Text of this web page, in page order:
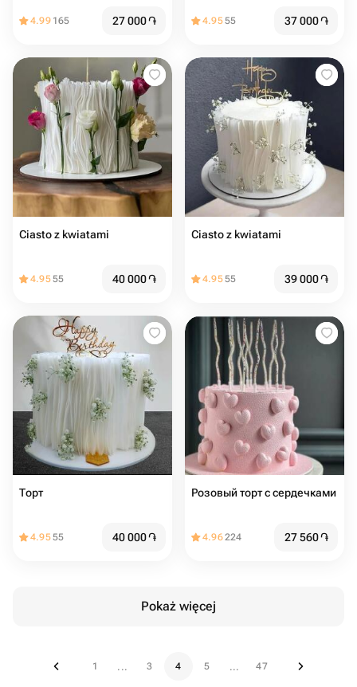
4.99 165 27 000֏ 4.9555 37 000֏
Ciasto z kwiatami
4.9555 40 000֏
Ciasto z kwiatami
4.9555 39 000֏
Торт
4.9555 40 000֏
Розовый торт с сердечками
4.96224 27 560֏
Pokaż więcej
1 ... 3 4 5 ... 47